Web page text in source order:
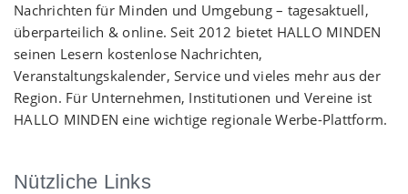
Nachrichten für Minden und Umgebung – tagesaktuell,
überparteilich & online. Seit 2012 bietet HALLO MINDEN
seinen Lesern kostenlose Nachrichten,
Veranstaltungskalender, Service und vieles mehr aus der
Region. Für Unternehmen, Institutionen und Vereine ist
HALLO MINDEN eine wichtige regionale Werbe-Plattform.
Nützliche Links